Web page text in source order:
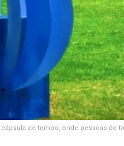
do tempo, onde pessoas de